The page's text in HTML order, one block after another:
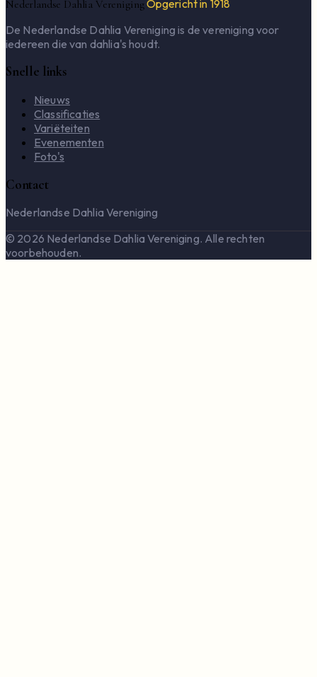
Nederlandse Dahlia VerenigingOpgericht in 1918
De Nederlandse Dahlia Vereniging is de vereniging voor
iedereen die van dahlia's houdt.
Snelle links
Nieuws
Classificaties
Variëteiten
Evenementen
Foto's
Contact
Nederlandse Dahlia Vereniging
© 2026 Nederlandse Dahlia Vereniging. Alle rechten
voorbehouden.